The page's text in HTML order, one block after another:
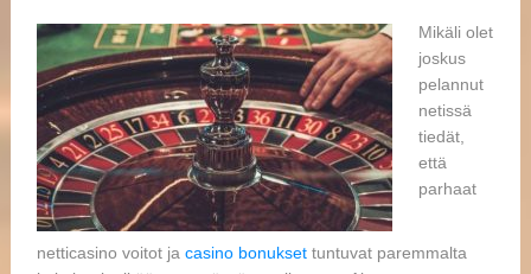
Mikäli olet
joskus
pelannut
netissä
tiedät,
että
parhaat
netticasino voitot ja casino bonuksettuntuvat paremmalta